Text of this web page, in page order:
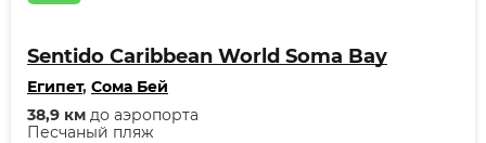
Sentido Caribbean World Soma Bay
Египет, Сома Бей
Песчаный пляж
38,9 км до аэропорта